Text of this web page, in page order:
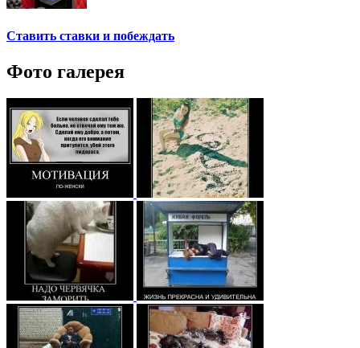
Ставить ставки и побеждать
Фото галерея